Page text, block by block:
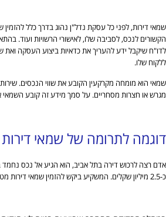
שמאי דירות, לפני כל עסקת נדל"ן נהוג בדרך כלל
הקשורים לנכס, לסביבה שלו, לאישורי הרשויות ועוד.
לדו"ח שיקבל ידע להעריך את כדאיות ביצוע העסקה ואת
ללקוח שלו.
שמאי הוא מומחה מקרקעין הקובע את שווי הנכסים.
מגרש או חצרות מסחריים. על סמך מידע זה קובע השמאי
דוגמה לתרומה של שמאי
אדם רצה לרכוש דירה בתל אביב, הוא הגיע אל נכס נחמד
כ-2.5 מיליון שקלים. המשקיע ביקש להזמין שמאי דירות מטעמו ובעל הנכס הסכים. השמאי ביצע בדיקה דקדקנית לדירה, לסביבה ואף לתוכניות הבניה ואישורי הבניה של הדירה.